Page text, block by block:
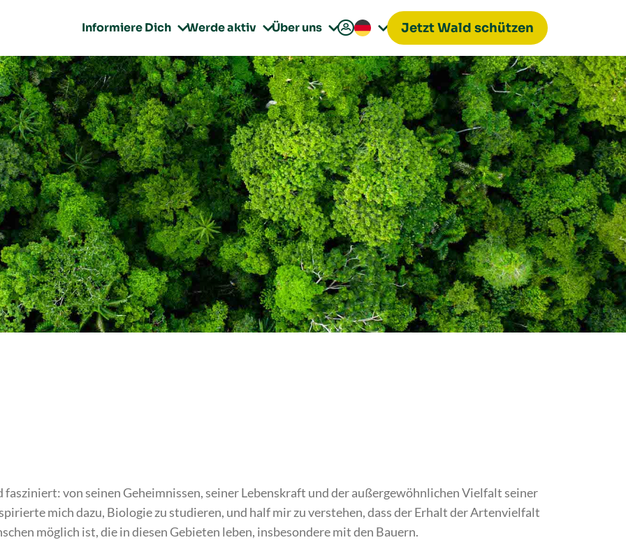
Informiere Dich Werde aktiv Über uns   Jetzt Wald schützen
von seinen Geheimnissen, seiner Lebenskraft und der außergewöhnlichen Vielfalt seiner
mich dazu, Biologie zu studieren, und half mir zu verstehen, dass der Erhalt der Artenvielfalt
möglich ist, die in diesen Gebieten leben, insbesondere mit den Bauern.